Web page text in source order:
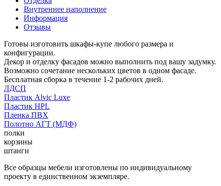
Внутреннее наполнение
Информация
Отзывы
Готовы изготовить шкафы-купе любого размера и
конфигурации.
Декор и отделку фасадов можно выполнить под вашу задумку.
Возможно сочетание нескольких цветов в одном фасаде.
Бесплатная сборка в течение 1-2 рабочих дней.
ЛДСП
Пластик Alvic Luxe
Пластик HPL
Пленка ПВХ
Полотно АГТ (МДФ)
полки
корзины
штанги
Все образцы мебели изготовлены по индивидуальному
проекту в единственном экземпляре.